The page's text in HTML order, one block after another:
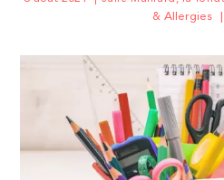
& Allergies